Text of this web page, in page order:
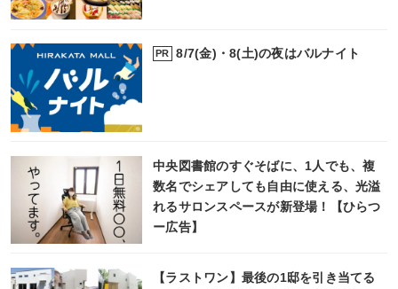
PR 8/7(金)・8(土)の夜はバルナイト
中央図書館のすぐそばに、1人でも、複
数名でシェアしても自由に使える、光溢
れるサロンスペースが新登場！【ひらつ
ー広告】
【ラストワン】最後の1邸を引き当てる